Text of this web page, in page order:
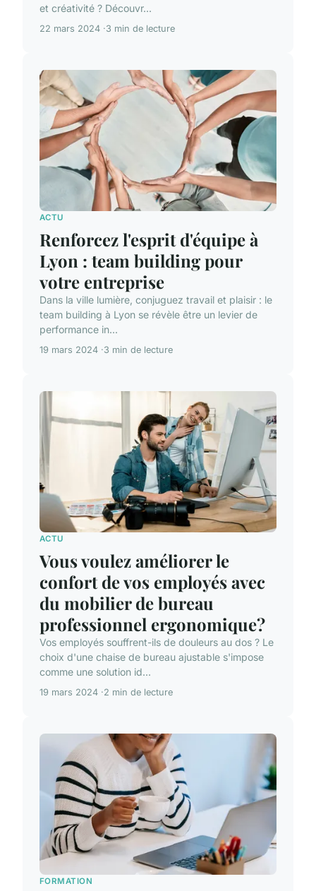
et créativité ? Découvr...
22 mars 2024 3 min de lecture
ACTU
Renforcez l'esprit d'équipe à
Lyon : team building pour
votre entreprise
Dans la ville lumière, conjuguez travail et plaisir : le
team building à Lyon se révèle être un levier de
performance in...
19 mars 2024 3 min de lecture
ACTU
Vous voulez améliorer le
confort de vos employés avec
du mobilier de bureau
professionnel ergonomique?
Vos employés souffrent-ils de douleurs au dos ? Le
choix d'une chaise de bureau ajustable s'impose
comme une solution id...
19 mars 2024 2 min de lecture
FORMATION